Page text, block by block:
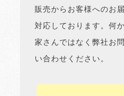
販売からお客様へのお
対応しております。何
家さんではなく弊社お
い合わせください。